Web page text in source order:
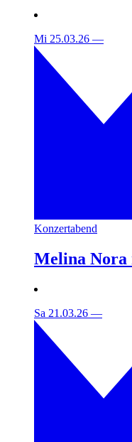
Mi 25.03.26 —
Konzertabend
Melina Nora
Sa 21.03.26 —